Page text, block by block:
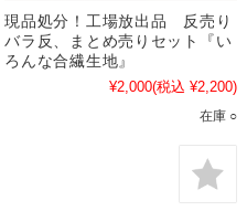
現品処分！工場放出品 反売り
バラ反、まとめ売りセット『い
ろんな合繊生地』
¥2,000(税込 ¥2,200)
在庫 ○